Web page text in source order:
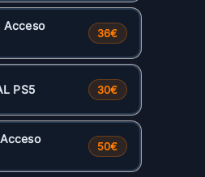
Acceso
36€
PS5 30€
50€